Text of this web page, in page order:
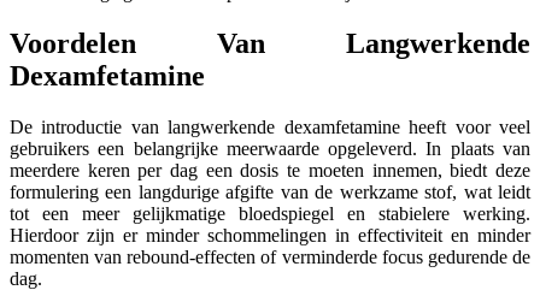
Voordelen Van Langwerkende
Dexamfetamine
De introductie van langwerkende dexamfetamine heeft voor veel
gebruikers een belangrijke meerwaarde opgeleverd. In plaats van
meerdere keren per dag een dosis te moeten innemen, biedt deze
formulering een langdurige afgifte van de werkzame stof, wat leidt
tot een meer gelijkmatige bloedspiegel en stabielere werking.
Hierdoor zijn er minder schommelingen in effectiviteit en minder
momenten van rebound-effecten of verminderde focus gedurende de
dag.